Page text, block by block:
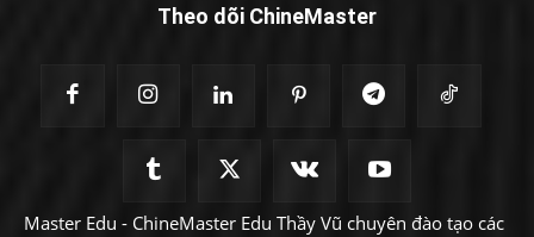
Theo dõi ChineMaster
Master Edu - ChineMaster Edu Thầy Vũ chuyên đào tạo các